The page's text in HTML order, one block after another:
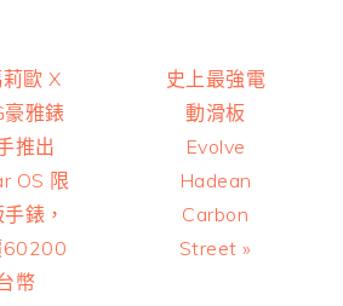
歐 X
豪雅錶
推出
OS 限
錶，
60200
幣
Next
Post:
史上最強電
動滑板
Evolve
Hadean
Carbon
Street »